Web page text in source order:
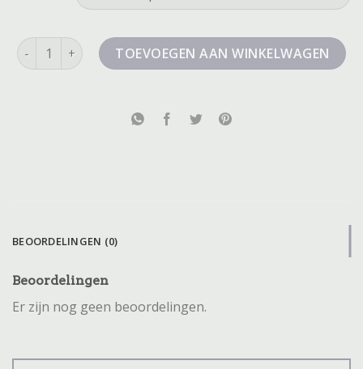
nikkie korte broek aantalTOEVOEGEN AAN WINKELWAGEN
BEOORDELINGEN (0)
Beoordelingen
Er zijn nog geen beoordelingen.